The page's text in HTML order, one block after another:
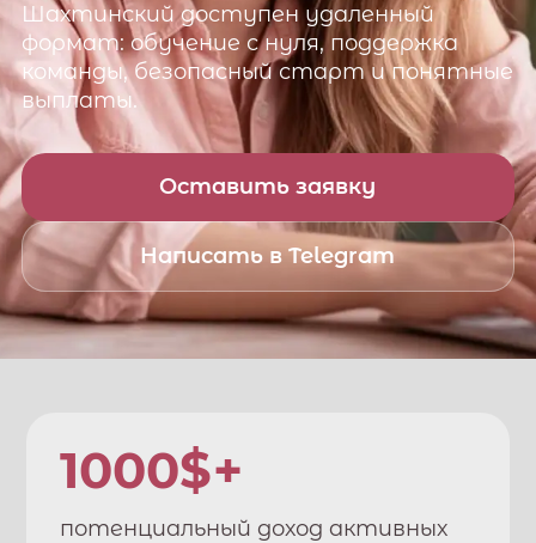
Шахтинскийдоступен удаленный
формат: обучение с нуля, поддержка
команды, безопасный старт и понятные
выплаты.
Оставить заявку
Написать в Telegram
1000$+
потенциальный доход активных